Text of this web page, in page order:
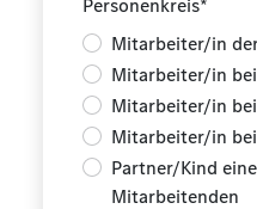
Personenkreis*
Mitarbeiter/in
Mitarbeiter/in
Mitarbeiter/in
Mitarbeiter/in
Partner/Kind
Mitarbeitenden